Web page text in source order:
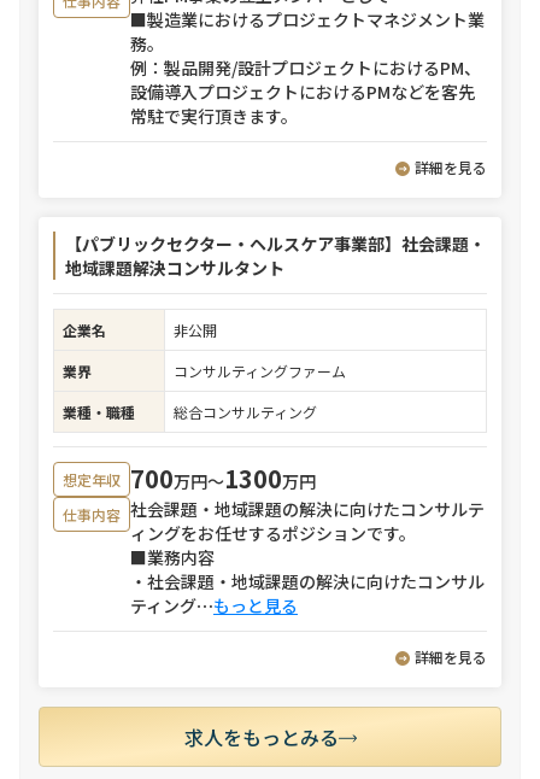
■製造業におけるプロジェクトマネジメント業
務。
例：製品開発/設計プロジェクトにおけるPM、
設備導入プロジェクトにおけるPMなどを客先
常駐で実行頂きます。
詳細を見る
【パブリックセクター・ヘルスケア事業部】社会課題・
地域課題解決コンサルタント
企業名
非公開
業界
コンサルティングファーム
業種・職種
総合コンサルティング
想定年収 700万円〜1300万円
仕事内容 社会課題・地域課題の解決に向けたコンサルテ
ィングをお任せするポジションです。
■業務内容
・社会課題・地域課題の解決に向けたコンサル
ティング⋯もっと見る
詳細を見る
求人をもっとみる